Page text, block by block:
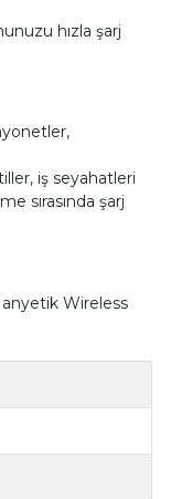
hızla şarj
iş seyahatleri
sırasında şarj
Wireless